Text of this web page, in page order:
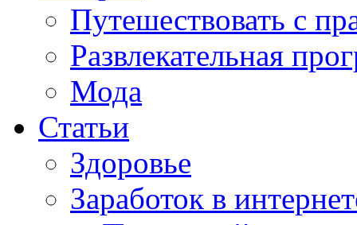
Путешествовать с
Развлекательная
Мода
Статьи
Здоровье
Заработок в